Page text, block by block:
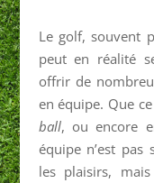
Le golf, souvent
peut en réalité
offrir de
en équipe. Que
ball, ou encore
équipe n’est
les plaisirs,